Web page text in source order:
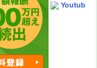
Youtub